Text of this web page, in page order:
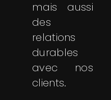
mais aussi
des
relations
durables
avec nos
clients.